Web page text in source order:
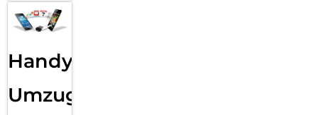
Handy
Umzug